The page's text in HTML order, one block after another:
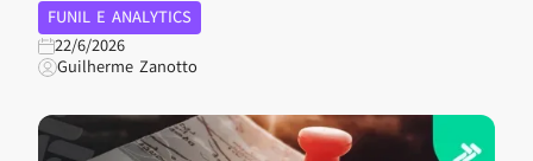
FUNIL E ANALYTICS
22/6/2026
Guilherme Zanotto